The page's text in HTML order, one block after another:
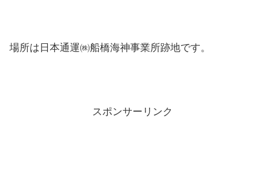
場所は日本通運㈱船橋海神事業所跡地です。
スポンサーリンク